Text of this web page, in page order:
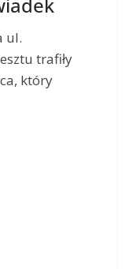
ul.
trafiły
który